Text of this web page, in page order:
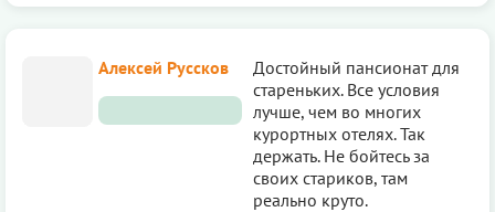
Алексей Руссков
Достойный пансионат для
стареньких. Все условия
лучше, чем во многих
курортных отелях. Так
держать. Не бойтесь за
своих стариков, там
реально круто.